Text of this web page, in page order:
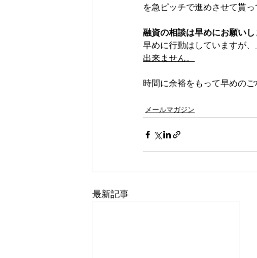
を急ピッチで進めさせて貰っ
融資の相談は早めにお願いし
早めに行動はしていますが、
出来ません。
時間に余裕をもって早めのご
メールマガジン
最新記事